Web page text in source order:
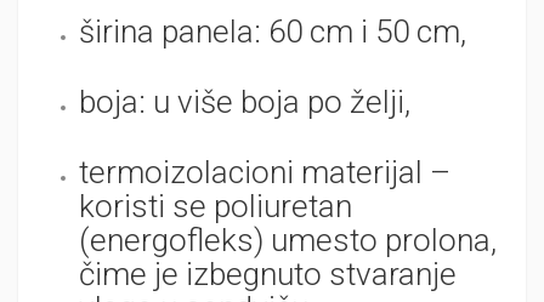
širina panela: 60 cm i 50 cm,
boja: u više boja po želji,
termoizolacioni materijal –
koristi se poliuretan
(energofleks) umesto prolona,
čime je izbegnuto stvaranje